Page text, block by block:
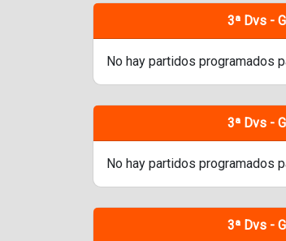
3ª Dvs -
No hay partidos programados
3ª Dvs -
No hay partidos programados
3ª Dvs -